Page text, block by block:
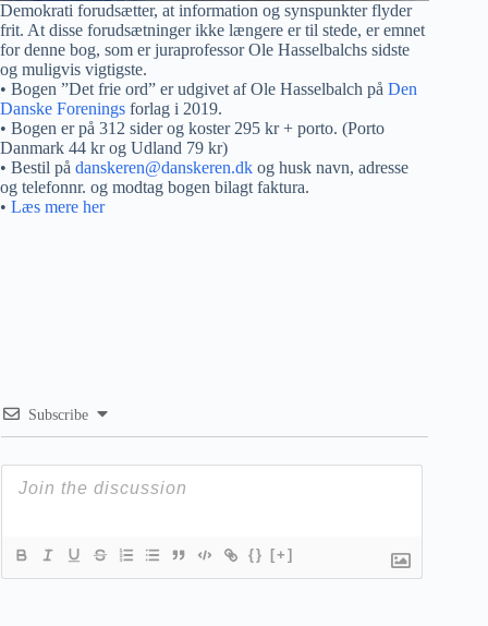
Demokrati forudsætter, at information og synspunkter flyder
frit. At disse forudsætninger ikke længere er til stede, er emnet
for denne bog, som er juraprofessor Ole Hasselbalchs sidste
og muligvis vigtigste.
• Bogen ”Det frie ord” er udgivet af Ole Hasselbalch på Den
Danske Forenings forlag i 2019.
• Bogen er på 312 sider og koster 295 kr + porto. (Porto
Danmark 44 kr og Udland 79 kr)
• Bestil på danskeren@danskeren.dk og husk navn, adresse
og telefonnr. og modtag bogen bilagt faktura.
• Læs mere her
Subscribe
{} [+]